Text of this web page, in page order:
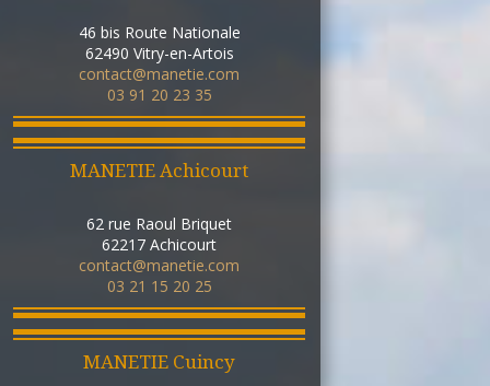
46 bis Route Nationale
62490 Vitry-en-Artois
contact@manetie.com
03 91 20 23 35
MANETIE Achicourt
62 rue Raoul Briquet
62217 Achicourt
contact@manetie.com
03 21 15 20 25
MANETIE Cuincy